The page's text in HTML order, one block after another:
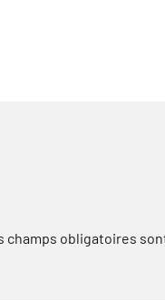
champs obligatoires